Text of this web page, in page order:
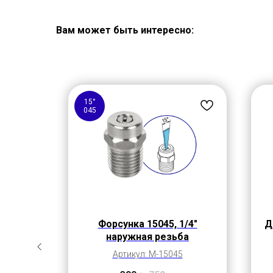
Вам может быть интересно:
15°
045
Форсунка 15045, 1/4"
наружная резьба
Артикул: M-15045